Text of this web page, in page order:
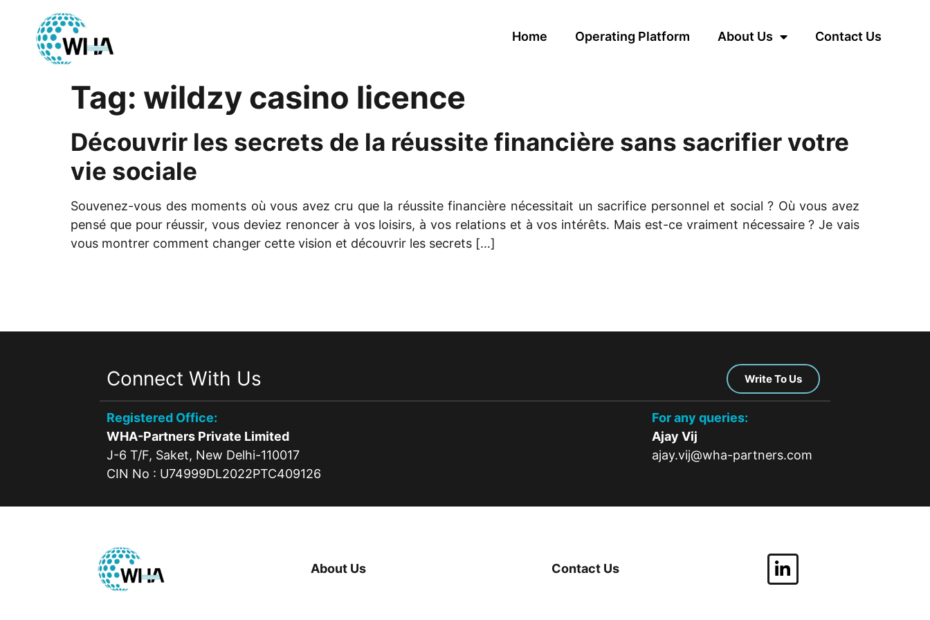
Home Operating Platform About Us Contact Us
Tag: wildzy casino licence
Découvrir les secrets de la réussite financière sans sacrifier votre
vie sociale
Souvenez-vous des moments où vous avez cru que la réussite financière nécessitait un sacrifice personnel et social ? Où vous avez
pensé que pour réussir, vous deviez renoncer à vos loisirs, à vos relations et à vos intérêts. Mais est-ce vraiment nécessaire ? Je vais
vous montrer comment changer cette vision et découvrir les secrets […]
Connect With Us Write To Us
Registered Office:
WHA-Partners Private Limited
J-6 T/F, Saket, New Delhi-110017
CIN No : U74999DL2022PTC409126
For any queries:
Ajay Vij
ajay.vij@wha-partners.com
About Us Contact Us